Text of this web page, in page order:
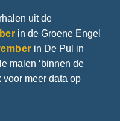
uit de
in de Groene Engel
in De Pul in
malen ‘binnen de
voor meer data op